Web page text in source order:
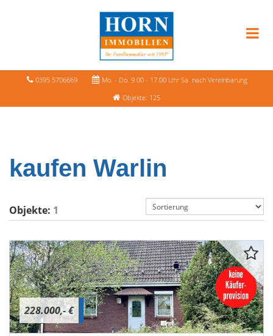
0395 5706669
Mo. - Do. 9.00 - 17.00 Uhr Sa. nach Vereinbarung
Objekte: 125
kaufen Warlin
Objekte: 1
228.000,- €